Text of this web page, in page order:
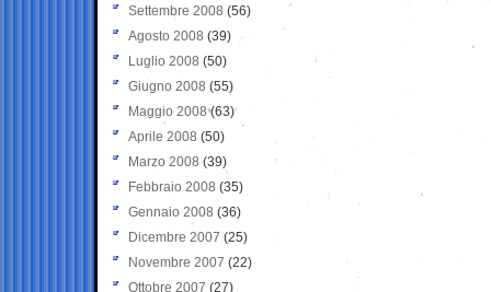
Settembre 2008 (56)
Agosto 2008 (39)
Luglio 2008 (50)
Giugno 2008 (55)
Maggio 2008(63)
Aprile 2008 (50)
Marzo 2008 (39)
Febbraio 2008 (35)
Gennaio 2008 (36)
Dicembre 2007 (25)
Novembre 2007 (22)
Ottobre 2007 (27)